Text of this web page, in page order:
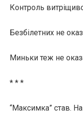
Контроль
Безбілетних не
Миньки теж не
* * *
“Максимка” став.